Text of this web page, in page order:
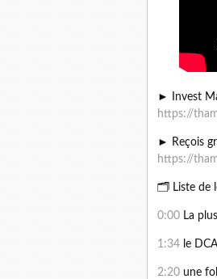
► Invest
https://
► Reçois
https://
🗂 Liste de
0:00 La
1:34 le
2:20 une